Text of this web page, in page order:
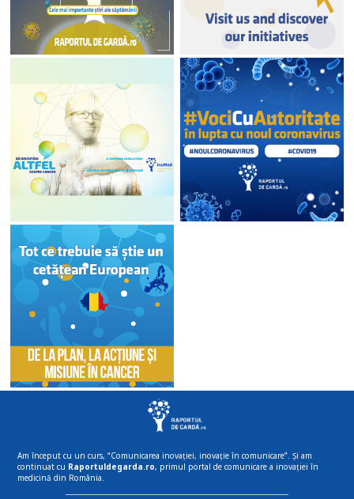
Am început cu un curs, “Comunicarea inovației, inovație în comunicare”. Și am
continuat cu Raportuldegarda.ro, primul portal de comunicare a inovației în
medicină din România.